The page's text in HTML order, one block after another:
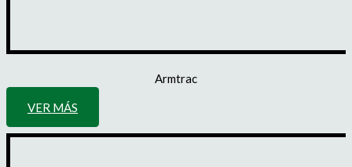
Armtrac
VER MÁS